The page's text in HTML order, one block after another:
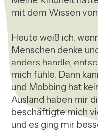
mit dem Wissen
Heute weiß ich,
Menschen denke
anders handle,
mich fühle. Dann
und Mobbing hat
Ausland haben mir
beschäftigte mich
und es ging mir